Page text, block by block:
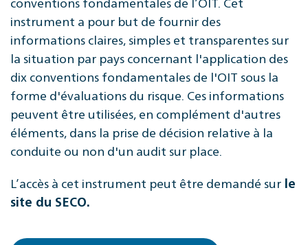
instrument a pour but de fournir des
informations claires, simples et transparentes sur
la situation par pays concernant l'application des
dix conventions fondamentales de l'OIT sous la
forme d'évaluations du risque. Ces informations
peuvent être utilisées, en complément d'autres
éléments, dans la prise de décision relative à la
conduite ou non d'un audit sur place.
L’accès à cet instrument peut être demandé sur le
site du SECO.